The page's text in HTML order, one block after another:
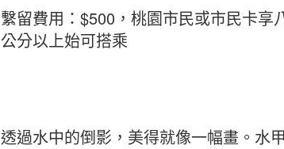
繫留費用：$500，桃園市民或市民卡
公分以上始可搭乘
透過水中的倒影，美得就像一幅畫。水